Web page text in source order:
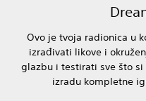
Ovo je tvoja radionica u
izrađivati likove i
glazbu i testirati sve što
izradu kompletne